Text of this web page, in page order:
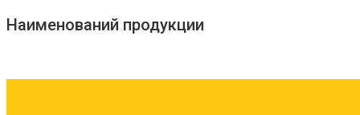
Наименований продукции